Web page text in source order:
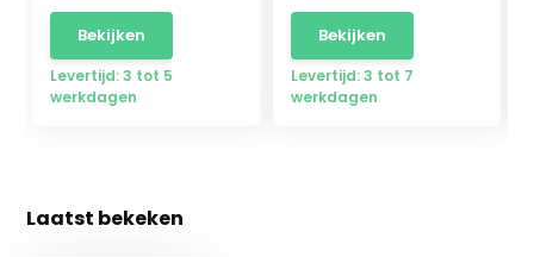
Bekijken
Levertijd: 3 tot 5
werkdagen
Bekijken
Levertijd: 3 tot 7
werkdagen
Laatst bekeken